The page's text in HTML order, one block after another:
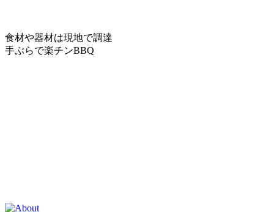
食材や器材は現地で調達
手ぶらで楽チンBBQ